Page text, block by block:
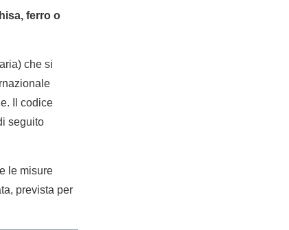
ferro o
che si
Il codice
seguito
le misure
prevista per